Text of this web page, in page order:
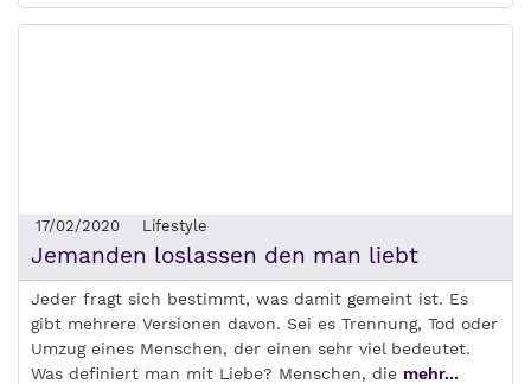
17/02/2020 Lifestyle
Jemanden loslassen den man liebt
Jeder fragt sich bestimmt, was damit gemeint ist. Es
gibt mehrere Versionen davon. Sei es Trennung, Tod oder
Umzug eines Menschen, der einen sehr viel bedeutet.
Was definiert man mit Liebe? Menschen, die mehr...